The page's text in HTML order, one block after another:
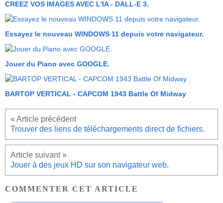
CREEZ VOS IMAGES AVEC L'IA - DALL-E 3.
Essayez le nouveau WINDOWS 11 depuis votre navigateur.
Jouer du Piano avec GOOGLE.
BARTOP VERTICAL - CAPCOM 1943 Battle Of Midway
Trouver des liens de téléchargements direct de fichiers.
Jouer à des jeux HD sur son navigateur web.
COMMENTER CET ARTICLE